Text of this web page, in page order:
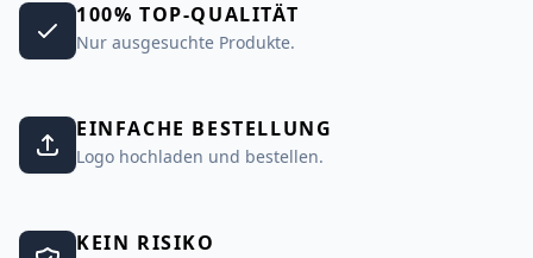
100% TOP-QUALITÄT
Nur ausgesuchte Produkte.
EINFACHE BESTELLUNG
Logo hochladen und bestellen.
KEIN RISIKO